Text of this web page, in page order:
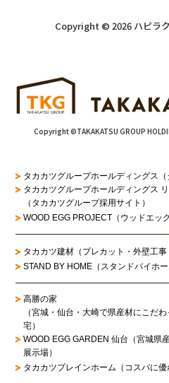
Copyright © 2026 ハピラ
Copyright ©TAKAKATSU GROUP
タカカツグループホールディングス（
タカカツグループホールディングス
（タカカツグループ採用サイト）
WOOD EGG PROJECT（ウッドエッ
タカカツ建材（プレカット・外壁工事
STAND BY HOME（スタンドバイホー
高勝の家
（宮城・仙台・大崎で県産材にこだ
宅）
WOOD EGG GARDEN 仙台（宮城県
展示場）
タカカツプレインホーム（コスパに優